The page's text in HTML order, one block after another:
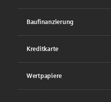
Baufinanzierung
Kreditkarte
Wertpapiere